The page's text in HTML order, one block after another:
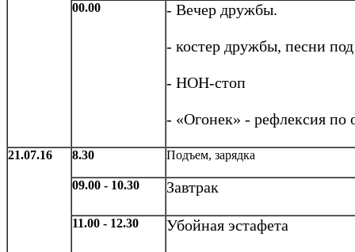
00.00 - Вечер дружбы.
- костер дружбы, песни
- НОН-стоп
- «Огонек» - рефлексия по
21.07.16 8.30 Подъем, зарядка
09.00 - 10.30 Завтрак
11.00 - 12.30 Убойная эстафета